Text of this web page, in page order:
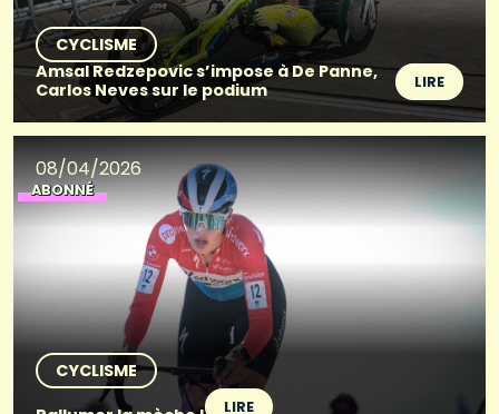
CYCLISME
Amsal Redzepovic s’impose à De Panne,
Carlos Neves sur le podium
LIRE
08/04/2026
ABONNÉ
CYCLISME
LIRE